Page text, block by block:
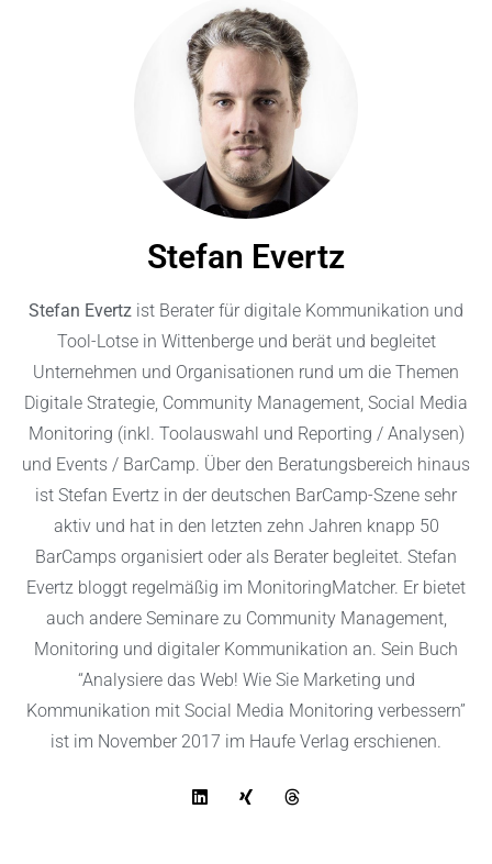
Stefan Evertz
Stefan Evertz ist Berater für digitale Kommunikation und
Tool-Lotse in Wittenberge und berät und begleitet
Unternehmen und Organisationen rund um die Themen
Digitale Strategie, Community Management, Social Media
Monitoring (inkl. Toolauswahl und Reporting / Analysen)
und Events / BarCamp. Über den Beratungsbereich hinaus
ist Stefan Evertz in der deutschen BarCamp-Szene sehr
aktiv und hat in den letzten zehn Jahren knapp 50
BarCamps organisiert oder als Berater begleitet. Stefan
Evertz bloggt regelmäßig im MonitoringMatcher. Er bietet
auch andere Seminare zu Community Management,
Monitoring und digitaler Kommunikation an. Sein Buch
“Analysiere das Web! Wie Sie Marketing und
Kommunikation mit Social Media Monitoring verbessern”
ist im November 2017 im Haufe Verlag erschienen.